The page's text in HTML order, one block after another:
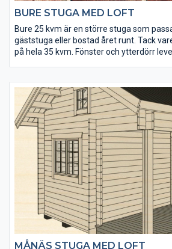
BURE STUGA MED LOFT
Bure 25 kvm är en större stuga som
gäststuga eller bostad året runt. Tack
på hela 35 kvm. Fönster och ytterdörr
MÅNÄS STUGA MED LOFT